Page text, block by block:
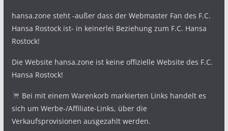
hansa.zone steht -außer dass der Webmaster Fan des F.C.
Hansa Rostock ist- in keinerlei Beziehung zum F.C. Hansa
Rostock!
Die Website hansa.zone ist keine offizielle Website des F.C.
Hansa Rostock!
Bei mit einem Warenkorb markierten Links handelt es
sich um Werbe-/Affiliate-Links, über die
Verkaufsprovisionen ausgezahlt werden.